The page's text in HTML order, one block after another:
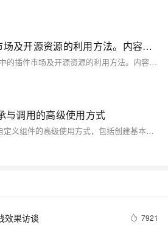
Flutter框架中的插件市场及开源资源的利用方法。内容涵盖插件市场的扩展功能、时间节省与质量保证
本文深入探讨了Flutter框架中的插件市场及开源资源的利用方法。内容涵盖插件市场的扩展功能、时间节省与质量保证，常见插件市场的介绍，选择合适插件的策略，以及开源资源的利用价值与注意事项。通过案例分析和对社区影响的讨论，展示了这些资源如何促进开发效率和技术进步，并展望了未来的发展趋势。
与调用的高级使用方式
本文深入探讨了 Flutter 中自定义组件的高级使用方式，包括创建基本自定义组件、继承现有组件、使用 Mixins 和组合模式等。通过这些方法，您可以构建灵活、可重用且易于维护的 UI 组件，从而提升开发效率和代码质量。
效果访谈 7921